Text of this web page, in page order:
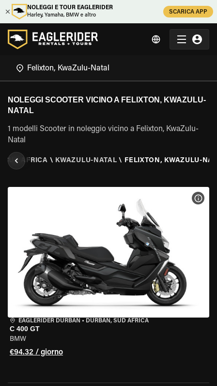
NOLEGGI E TOUR EAGLERIDER
Harley, Yamaha, BMW e altro
SCARICA APP
NOLEGGI SCOOTER VICINO A FELIXTON, KWAZULU-
NATAL
1 modelli Scooter in noleggio vicino a Felixton, KwaZulu-
Natal
SUD AFRICA \ KWAZULU-NATAL \ FELIXTON, KWAZULU-
EAGLERIDER DURBAN • DURBAN, SUD AFRICA
C 400 GT
BMW
€94.32 / giorno